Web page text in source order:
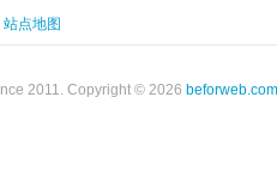
站点地图
2011. Copyright © 2026 beforweb.com